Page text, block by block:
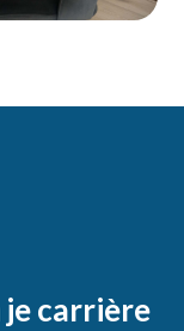
je carrière